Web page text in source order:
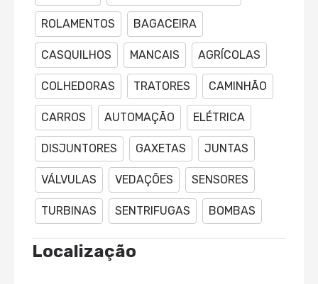
ROLAMENTOS BAGACEIRA
CASQUILHOS MANCAIS AGRÍCOLAS
COLHEDORAS TRATORES CAMINHÃO
CARROS AUTOMAÇÃO ELÉTRICA
DISJUNTORES GAXETAS JUNTAS
VÁLVULAS VEDAÇÕES SENSORES
TURBINAS SENTRIFUGAS BOMBAS
Localização